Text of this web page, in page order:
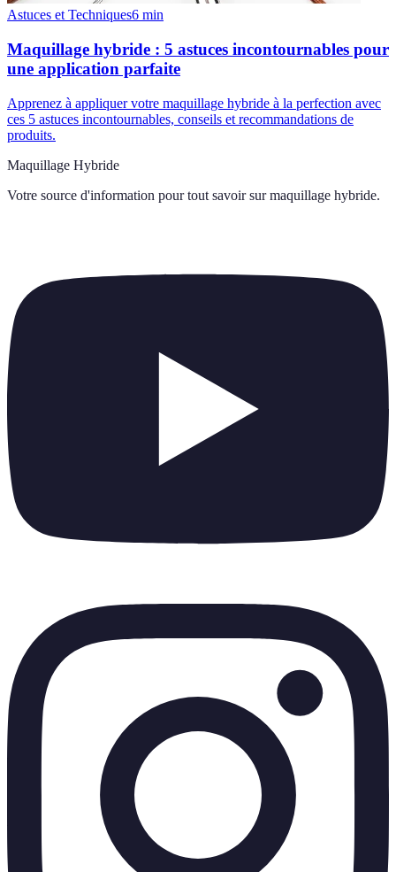
Astuces et Techniques6 min
Maquillage hybride : 5 astuces incontournables pour
une application parfaite
Apprenez à appliquer votre maquillage hybride à la perfection avec
ces 5 astuces incontournables, conseils et recommandations de
produits.
Maquillage Hybride
Votre source d'information pour tout savoir sur maquillage hybride.